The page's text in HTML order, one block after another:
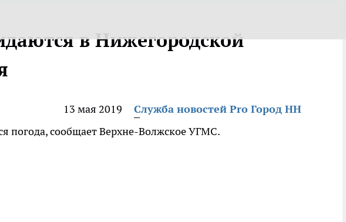
в Нижегородской
13 мая 2019
Служба новостей Pro Город НН
погода, сообщает Верхне-Волжское УГМС.